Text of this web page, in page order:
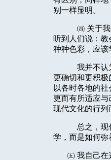
别一样显明。
㈣ 关于
听到人们说：
种种色彩，应
我并不认
更确切和更积
以各时各地的
更而有所适应
现代文化的行列
总之，现
学，而是如何
㈤ 我自己在